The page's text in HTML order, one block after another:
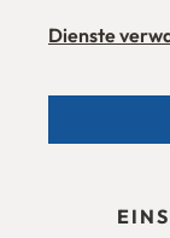
Dienste
Samstag 09:30 -
und nach